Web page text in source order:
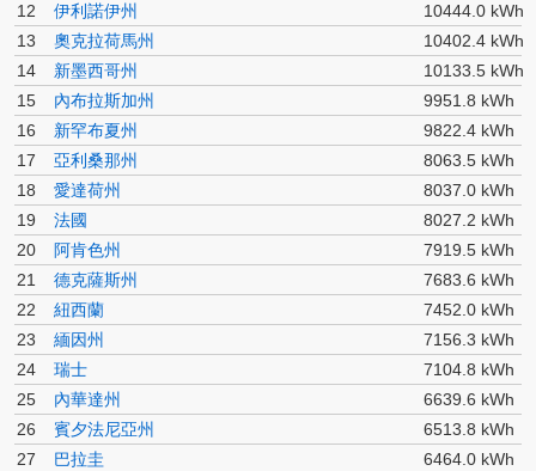
12
伊利諾伊州
10444.0 kWh
13
奧克拉荷馬州
10402.4 kWh
14
新墨西哥州
10133.5 kWh
15
內布拉斯加州
9951.8 kWh
16
新罕布夏州
9822.4 kWh
17
亞利桑那州
8063.5 kWh
18
愛達荷州
8037.0 kWh
19
法國
8027.2 kWh
20
阿肯色州
7919.5 kWh
21
德克薩斯州
7683.6 kWh
22
紐西蘭
7452.0 kWh
23
緬因州
7156.3 kWh
24
瑞士
7104.8 kWh
25
內華達州
6639.6 kWh
26
賓夕法尼亞州
6513.8 kWh
27
巴拉圭
6464.0 kWh